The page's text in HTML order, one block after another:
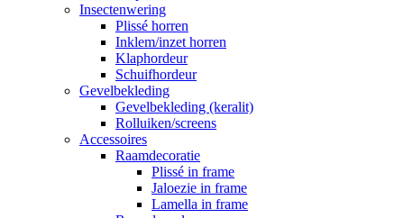
Insectenwering
Plissé horren
Inklem/inzet horren
Klaphordeur
Schuifhordeur
Gevelbekleding
Gevelbekleding (keralit)
Rolluiken/screens
Accessoires
Raamdecoratie
Plissé in frame
Jaloezie in frame
Lamella in frame